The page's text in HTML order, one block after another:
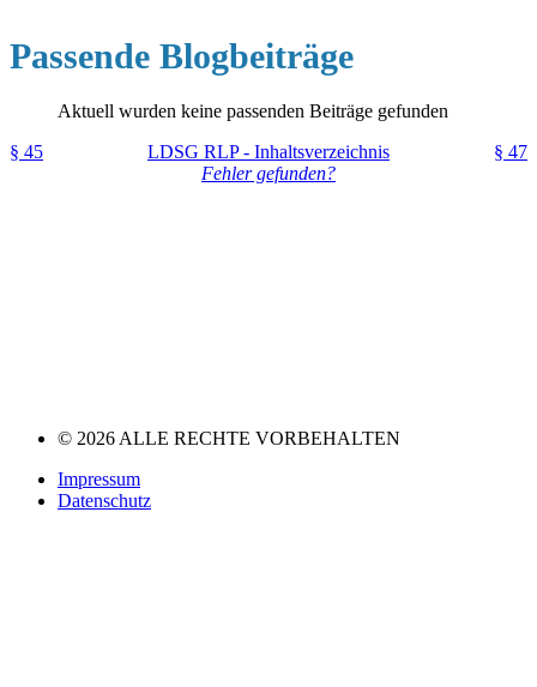
Passende Blogbeiträge
Aktuell wurden keine passenden Beiträge gefunden
§ 45
LDSG RLP - Inhaltsverzeichnis
§ 47
Fehler gefunden?
© 2026 ALLE RECHTE VORBEHALTEN
Impressum
Datenschutz